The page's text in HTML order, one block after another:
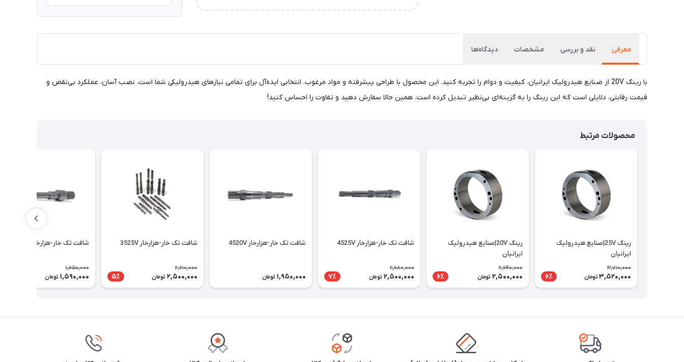
معرفی نقد و بررسی مشخصات دیدگاه‌ها
با رینگ 20V از صنایع هیدرولیک ایرانیان، کیفیت و دوام را تجربه کنید. این محصول با طراحی پیشرفته و مواد مرغوب، انتخابی ایده‌آل برای تمامی نیازهای هیدرولیکی شما است. نصب آسان، عملکرد بی‌نقص و
قیمت رقابتی، دلایلی است که این رینگ را به گزینه‌ای بی‌نظیر تبدیل کرده است. همین حالا سفارش دهید و تفاوت را احساس کنید!
محصولات مرتبط
رینگ 25V|صنایع هیدرولیک
ایرانیان
3,710,000
3,520,000 تومان 6٪
رینگ 20V|صنایع هیدرولیک
ایرانیان
2,640,000
2,500,000 تومان 6٪
شافت تک خار-هزارخار 4525V
2,680,000
2,500,000 تومان 7٪
شافت تک خار-هزارخار 4520V
1,950,000 تومان
شافت تک خار-هزارخار 3525V
2,610,000
2,500,000 تومان 5٪
شافت تک خار-هزارخار 25V
1,650,000
1,590,000 تومان